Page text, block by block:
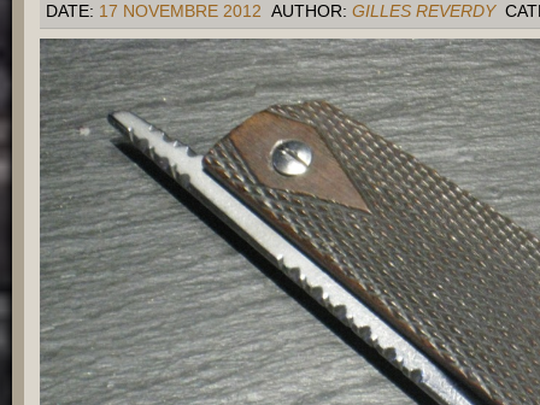
DATE: 17 NOVEMBRE 2012 AUTHOR: GILLES REVERDY